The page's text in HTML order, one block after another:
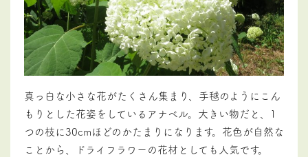
真っ白な小さな花がたくさん集まり、手毬のようにこん
もりとした花姿をしているアナベル。大きい物だと、1
つの枝に30cmほどのかたまりになります。花色が自然な
ことから、ドライフラワーの花材としても人気です。